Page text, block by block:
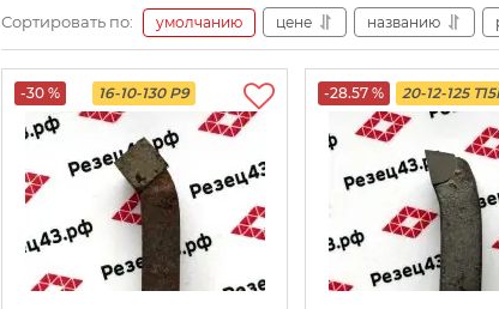
Сортировать по: умолчанию цене названию
-30 % 16-10-130 Р9 -28.57 % 20-12-125